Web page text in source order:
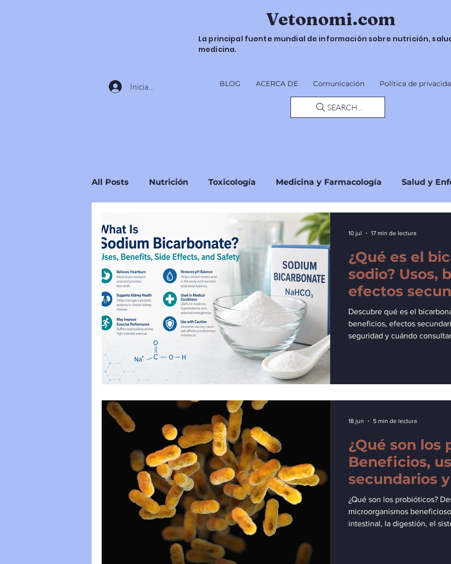
Iniciar sesión
Vetonomi.com
La principal fuente mundial de información sobre nutrición,
medicina.
BLOG ACERCA DE Comunicación Política de
SEARCH...
All Posts Nutrición Toxicología Medicina y Farmacología Salud y
Ingredientes y Sustancias Seguridad y Directrices
¿Qué es el
sodio? Usos,
efectos
seguridad.
Descubre qué es el
beneficios, efectos
seguridad y cuándo
10 jul 17 min de lectura
¿Qué son los
Beneficios,
secundarios
funcionan.
¿Qué son los probióticos?
microorganismos
intestinal, la digestión, el
18 jun 5 min de lectura